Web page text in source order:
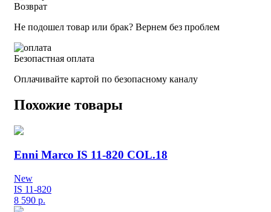
Возврат
Не подошел товар или брак? Вернем без проблем
Безопастная оплата
Оплачивайте картой по безопасному каналу
Похожие товары
Enni Marco IS 11-820 COL.18
New
IS 11-820
8 590 р.